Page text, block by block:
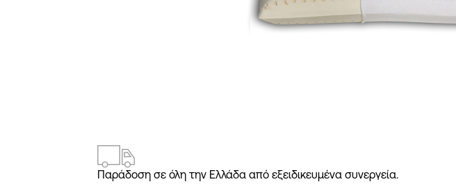
Παράδοση σε όλη την Ελλάδα από εξειδικευμένα συνεργεία.